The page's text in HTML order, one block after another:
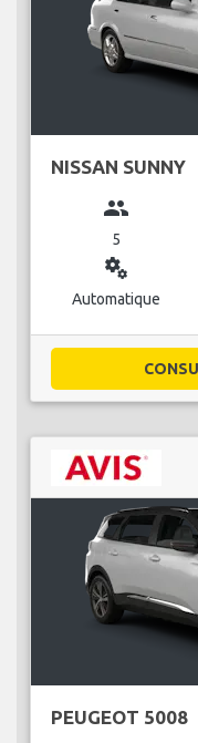
NISSAN SUNNY
group
5
miscellaneous_services
Automatique
PEUGEOT 5008